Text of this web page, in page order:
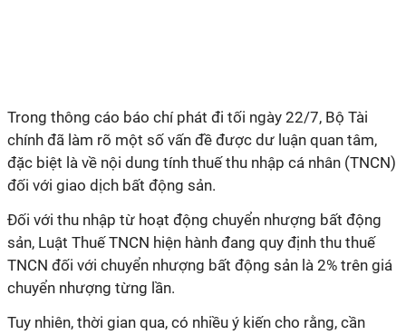
Trong thông cáo báo chí phát đi tối ngày 22/7, Bộ Tài
chính đã làm rõ một số vấn đề được dư luận quan tâm,
đặc biệt là về nội dung tính thuế thu nhập cá nhân (TNCN)
đối với giao dịch bất động sản.
Đối với thu nhập từ hoạt động chuyển nhượng bất động
sản, Luật Thuế TNCN hiện hành đang quy định thu thuế
TNCN đối với chuyển nhượng bất động sản là 2% trên giá
chuyển nhượng từng lần.
Tuy nhiên, thời gian qua, có nhiều ý kiến cho rằng, cần